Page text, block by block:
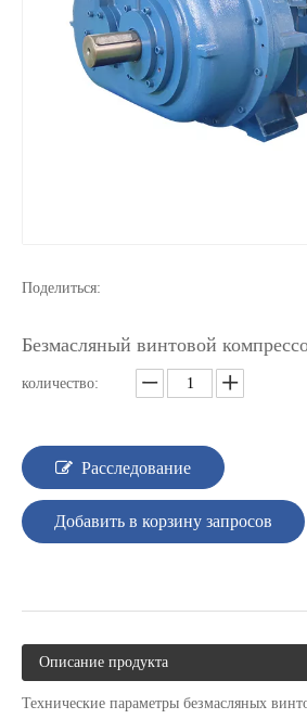
Поделиться:
Безмасляный винтовой
количество:
Расследование
Добавить в корзину запросов
Описание продукта
Технические параметры безмасляных